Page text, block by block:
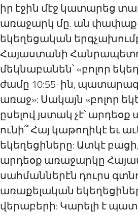
իր էջին մէջ կատարեց
առաջարկ մը. ան փափաք
եկեղեցական
Հայաստանի
մեկնաբանեն՝ «բոլոր
ժամը 10:55-ին,
առաջ»: Սակայն «բոլոր
ըսելով յստակ չէ՝
ունի՞ Հայ կաթողիկէ եւ
եկեղեցիները: Ատկէ
արդեօք առաջարկը
սահմաններէն դուրս
առաքելական
վերաբերի: Կարելի է